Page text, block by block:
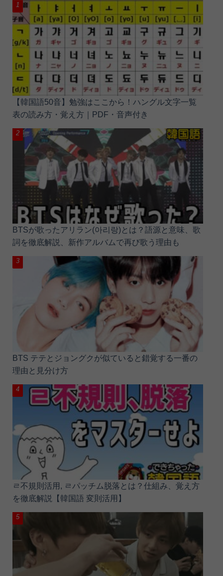
【韓国語50音】勉強はここから！ハングル文字一覧
表の読み方・覚え方｜PDF・音声付き
BTSが歌ったアリラン(아리랑)とは？語源と意味、歌
詞を徹底解説、新作アルバムで再び歌う理由も
BTS テテとジョングクが似ていると錯覚する一番の
理由と見分け方
ㄹ不規則活用, ㄹパッチム脱落とは？仕組み、覚え方
を徹底解説【韓国語 変則活用】